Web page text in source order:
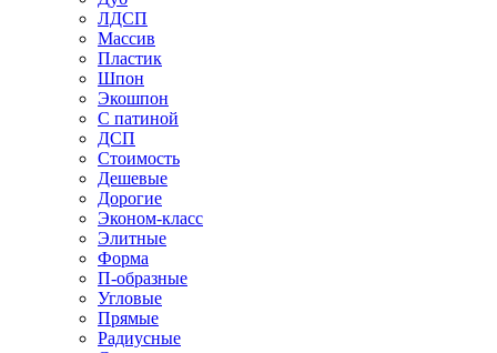
ЛДСП
Массив
Пластик
Шпон
Экошпон
С патиной
ДСП
Стоимость
Дешевые
Дорогие
Эконом-класс
Элитные
Форма
П-образные
Угловые
Прямые
Радиусные